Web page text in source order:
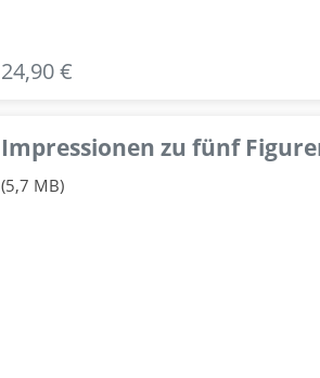
24,90 €
Impressionen zu fünf
(5,7 MB)